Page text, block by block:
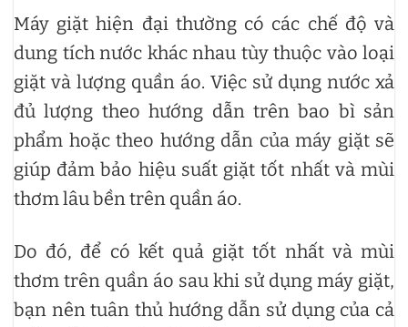
Máy giặt hiện đại thường có các chế độ và
dung tích nước khác nhau tùy thuộc vào loại
giặt và lượng quần áo. Việc sử dụng nước xả
đủ lượng theo hướng dẫn trên bao bì sản
phẩm hoặc theo hướng dẫn của máy giặt sẽ
giúp đảm bảo hiệu suất giặt tốt nhất và mùi
thơm lâu bền trên quần áo.
Do đó, để có kết quả giặt tốt nhất và mùi
thơm trên quần áo sau khi sử dụng máy giặt,
bạn nên tuân thủ hướng dẫn sử dụng của cả